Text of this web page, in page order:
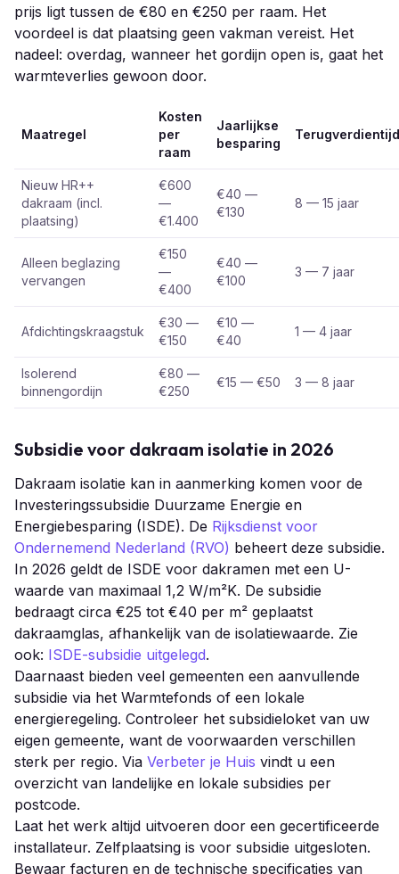
prijs ligt tussen de €80 en €250 per raam. Het
voordeel is dat plaatsing geen vakman vereist. Het
nadeel: overdag, wanneer het gordijn open is, gaat het
warmteverlies gewoon door.
Maatregel
Kosten
per
raam
Jaarlijkse
besparing
Terugverdientijd
Nieuw HR++
dakraam (incl.
plaatsing)
€600
—
€1.400
€40 —
€130
8 — 15 jaar
Alleen beglazing
vervangen
€150
—
€400
€40 —
€100
3 — 7 jaar
Afdichtingskraagstuk
€30 —
€150
€10 —
€40
1 — 4 jaar
Isolerend
binnengordijn
€80 —
€250
€15 — €50 3 — 8 jaar
Subsidie voor dakraam isolatie in 2026
Dakraam isolatie kan in aanmerking komen voor de
Investeringssubsidie Duurzame Energie en
Energiebesparing (ISDE). De Rijksdienst voor
Ondernemend Nederland (RVO) beheert deze subsidie.
In 2026 geldt de ISDE voor dakramen met een U-
waarde van maximaal 1,2 W/m²K. De subsidie
bedraagt circa €25 tot €40 per m² geplaatst
dakraamglas, afhankelijk van de isolatiewaarde. Zie
ook: ISDE-subsidie uitgelegd.
Daarnaast bieden veel gemeenten een aanvullende
subsidie via het Warmtefonds of een lokale
energieregeling. Controleer het subsidieloket van uw
eigen gemeente, want de voorwaarden verschillen
sterk per regio. Via Verbeter je Huis vindt u een
overzicht van landelijke en lokale subsidies per
postcode.
Laat het werk altijd uitvoeren door een gecertificeerde
installateur. Zelfplaatsing is voor subsidie uitgesloten.
Bewaar facturen en de technische specificaties van